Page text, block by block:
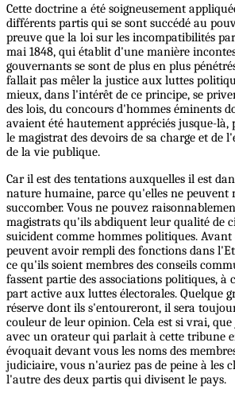
Cette doctrine a été soigneusement
différents partis qui se sont succédé au
preuve que la loi sur les incompatibilités
mai 1848, qui établit d'une manière
gouvernants se sont de plus en plus
fallait pas mêler la justice aux luttes
mieux, dans l'intérêt de ce principe, se
des lois, du concours d'hommes éminents
avaient été hautement appréciés jusque-
le magistrat des devoirs de sa charge et de
de la vie publique.
Car il est des tentations auxquelles il est
nature humaine, parce qu'elles ne peuvent
succomber. Vous ne pouvez
magistrats qu'ils abdiquent leur qualité de
suicident comme hommes politiques. Avant
peuvent avoir rempli des fonctions dans
ce qu'ils soient membres des conseils
fassent partie des associations politiques, à
part active aux luttes électorales. Quelque
réserve dont ils s'entoureront, il sera
couleur de leur opinion. Cela est si vrai,
avec un orateur qui parlait à cette tribune
évoquait devant vous les noms des
judiciaire, vous n'auriez pas de peine à les
l'autre des deux partis qui divisent le pays.